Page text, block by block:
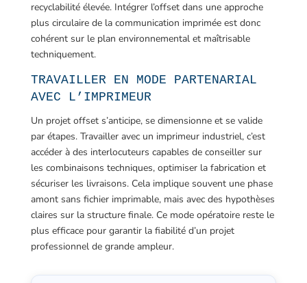
recyclabilité élevée. Intégrer l’offset dans une approche
plus circulaire de la communication imprimée est donc
cohérent sur le plan environnemental et maîtrisable
techniquement.
TRAVAILLER EN MODE PARTENARIAL
AVEC L’IMPRIMEUR
Un projet offset s’anticipe, se dimensionne et se valide
par étapes. Travailler avec un imprimeur industriel, c’est
accéder à des interlocuteurs capables de conseiller sur
les combinaisons techniques, optimiser la fabrication et
sécuriser les livraisons. Cela implique souvent une phase
amont sans fichier imprimable, mais avec des hypothèses
claires sur la structure finale. Ce mode opératoire reste le
plus efficace pour garantir la fiabilité d’un projet
professionnel de grande ampleur.